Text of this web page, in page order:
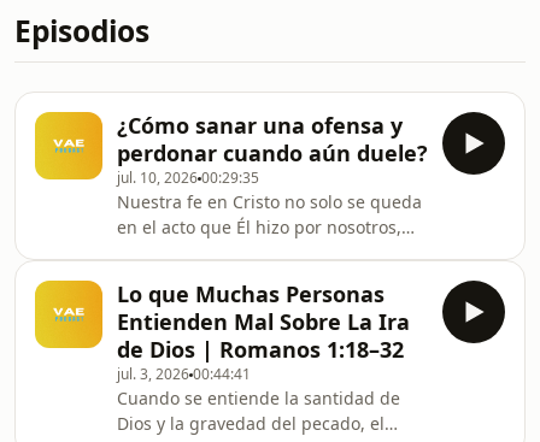
Episodios
¿Cómo sanar una ofensa y
perdonar cuando aún duele?
jul. 10, 202600:29:35
Nuestra fe en Cristo no solo se queda
en el acto que Él hizo por nosotros,
perdón a otros también. Aunque
duela, estamos llamados a amar como
Cristo amó. Nuestra madurez
espiritual puede llegar a ser
obstaculizada por nuestra negativa a
perdonar y a buscar esta sanidad.Haz
Lo que Muchas Personas
Entienden Mal Sobre La Ira
de Dios | Romanos 1:18–32
jul. 3, 202600:44:41
Cuando se entiende la santidad de
Dios y la gravedad del pecado, el